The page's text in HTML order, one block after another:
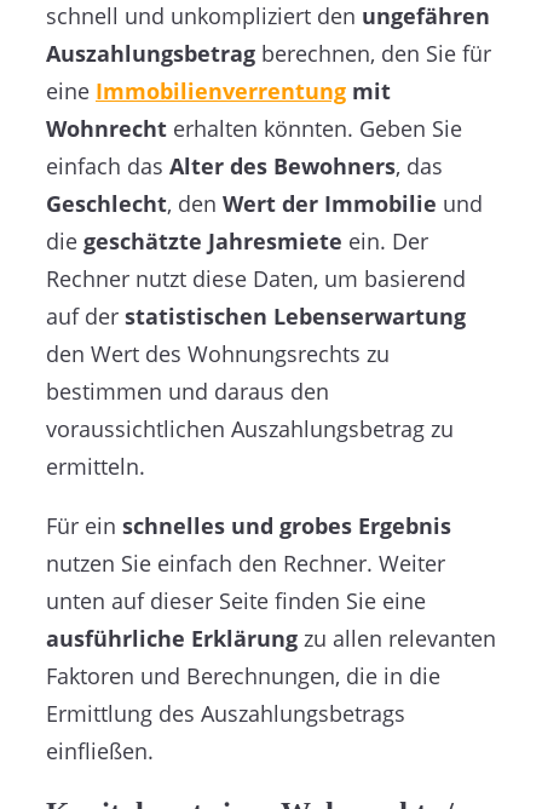
schnell und unkompliziert den ungefähren
Auszahlungsbetrag berechnen, den Sie für
eine Immobilienverrentung mit
Wohnrecht erhalten könnten. Geben Sie
einfach das Alter des Bewohners, das
Geschlecht, den Wert der Immobilie und
die geschätzte Jahresmiete ein. Der
Rechner nutzt diese Daten, um basierend
auf der statistischen Lebenserwartung
den Wert des Wohnungsrechts zu
bestimmen und daraus den
voraussichtlichen Auszahlungsbetrag zu
ermitteln.
Für ein schnelles und grobes Ergebnis
nutzen Sie einfach den Rechner. Weiter
unten auf dieser Seite finden Sie eine
ausführliche Erklärung zu allen relevanten
Faktoren und Berechnungen, die in die
Ermittlung des Auszahlungsbetrags
einfließen.